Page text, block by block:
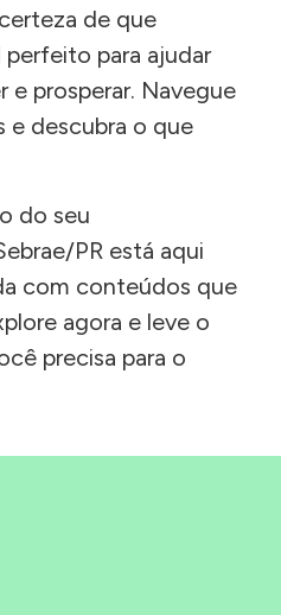
de que
para ajudar
e prosperar. Navegue
e descubra o que
do seu
PR está aqui
com conteúdos que
agora e leve o
precisa para o